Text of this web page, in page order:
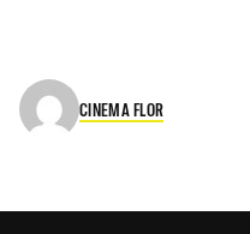
CINEMA FLOR